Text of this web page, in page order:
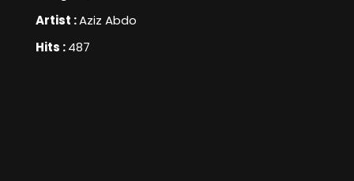
Artist :Aziz Abdo
Hits :487